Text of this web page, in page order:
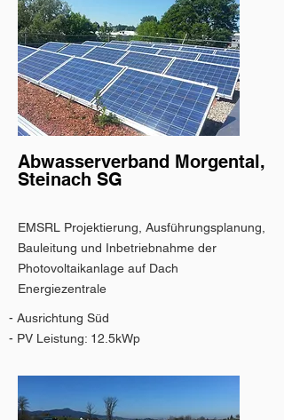
Abwasserverband Morgental,
Steinach SG
EMSRL Projektierung, Ausführungsplanung,
Bauleitung und Inbetriebnahme der
Photovoltaikanlage auf Dach
Energiezentrale
- Ausrichtung Süd
- PV Leistung: 12.5kWp